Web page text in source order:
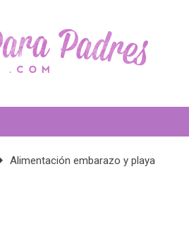
Alimentación embarazo y playa